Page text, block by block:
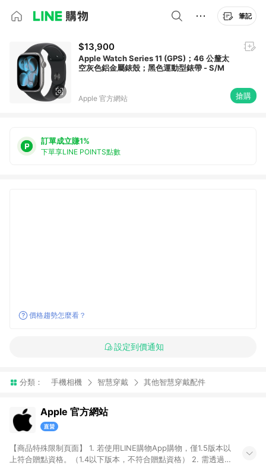
筆記
$13,900
Apple Watch Series 11 (GPS)；46 公釐太
空灰色鋁金屬錶殼；黑色運動型錶帶 - S/M
Apple 官方網站 搶購
訂單成立賺1%
下單享LINE POINTS點數
價格趨勢怎麼看？
設定到價通知
分類： 手機相機 智慧穿戴 其他智慧穿戴配件
Apple 官方網站
【商品特殊限制頁面】 1. 若使用LINE購物App購物，僅1.5版本以
上符合贈點資格。（1.4以下版本，不符合贈點資格） 2. 需透過